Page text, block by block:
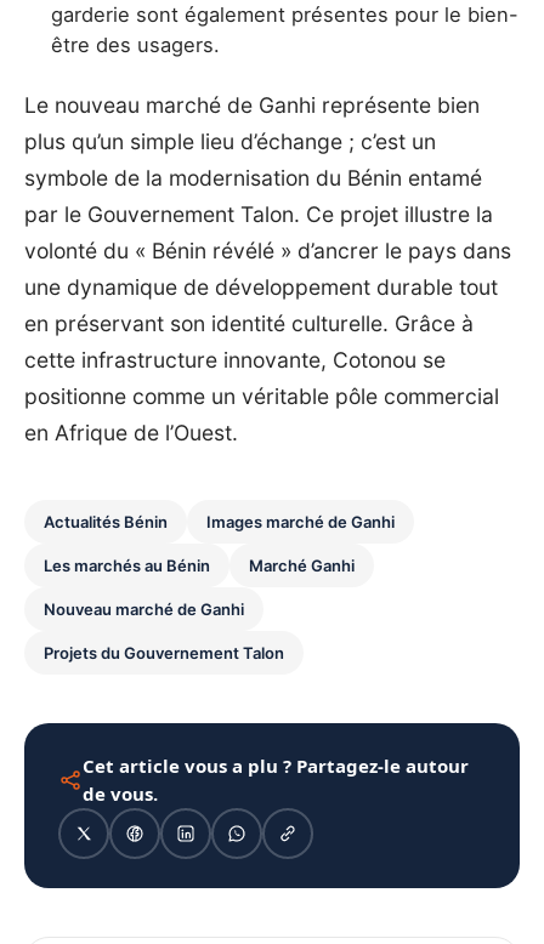
garderie sont également présentes pour le bien-
être des usagers.
Le nouveau marché de Ganhi représente bien
plus qu’un simple lieu d’échange ; c’est un
symbole de la modernisation du Bénin entamé
par le Gouvernement Talon. Ce projet illustre la
volonté du « Bénin révélé » d’ancrer le pays dans
une dynamique de développement durable tout
en préservant son identité culturelle. Grâce à
cette infrastructure innovante, Cotonou se
positionne comme un véritable pôle commercial
en Afrique de l’Ouest.
Actualités Bénin Images marché de Ganhi
Les marchés au Bénin Marché Ganhi
Nouveau marché de Ganhi
Projets du Gouvernement Talon
Cet article vous a plu ? Partagez-le autour
de vous.